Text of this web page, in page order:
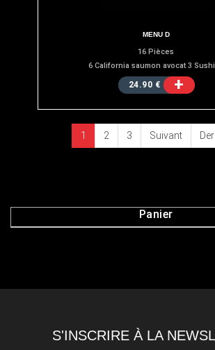
MENU D
16 Pièces
6 California saumon avocat 3
24.90 € +
1 2 3 Suivant
Panier
S'INSCRIRE À LA